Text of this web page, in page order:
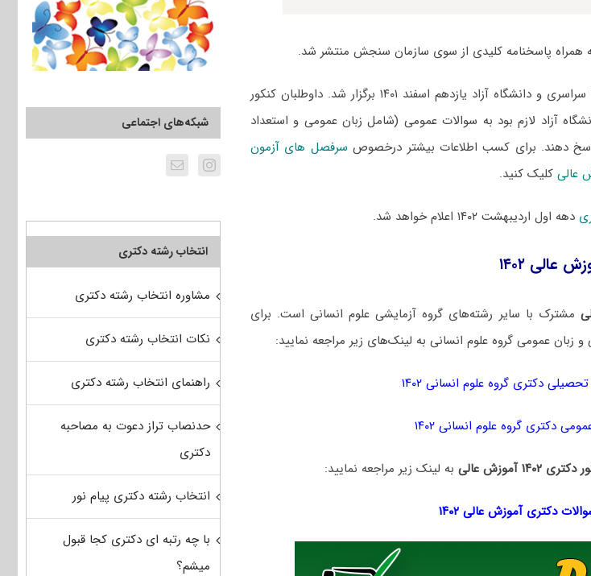
، آزمون دکتری ۱۴۰۲ سراسری و دانشگاه آزاد یازدهم اسفند ۱۴۰۱ برگزار شد. داوطلبان کنکور
آزاد لازم بود به سوالات عمومی (شامل زبان عمومی و استعداد
دهند. برای کسب اطلاعات بیشتر درخصوص سرفصل های آزمون
عالیکلیک کنید.
دهه اول اردیبهشت ۱۴۰۲ اعلام خواهد شد.
۱۴۰۲
مشترک با سایر رشته‌های گروه آزمایشی علوم انسانی است. برای
زبان عمومی گروه علوم انسانی به لینک‌های زیر مراجعه نمایید:
دکتری گروه علوم انسانی ۱۴۰۲
دکتری گروه علوم انسانی ۱۴۰۲
آموزش عالی به لینک زیر مراجعه نمایید:
دکتریآموزش عالی ۱۴۰۲
شبکه‌های اجتماعی
انتخاب رشته دکتری
مشاوره انتخاب رشته دکتری
نکات انتخاب رشته دکتری
راهنمای انتخاب رشته دکتری
حدنصاب تراز دعوت به مصاحبه
دکتری
انتخاب رشته دکتری پیام نور
با چه رتبه ای دکتری کجا قبول
میشم؟